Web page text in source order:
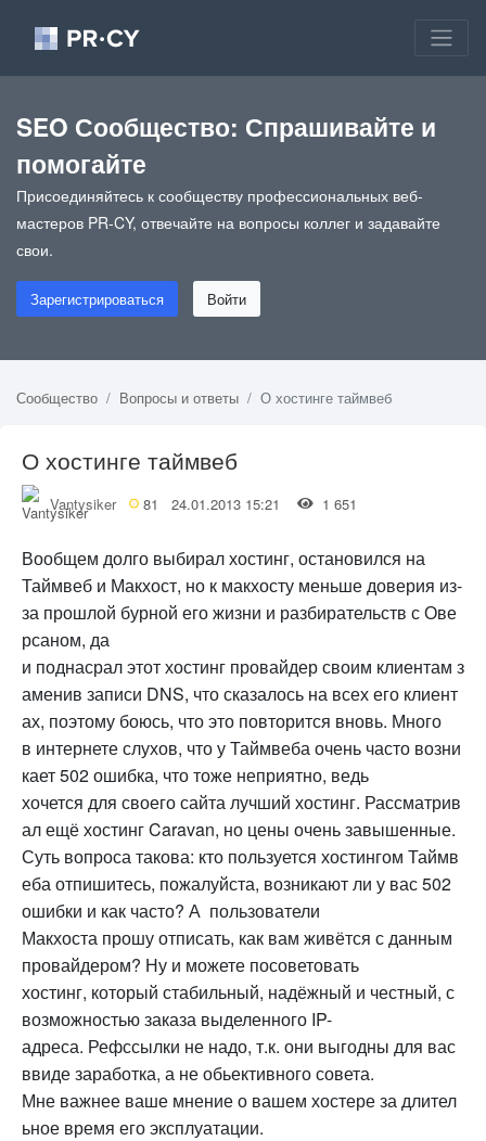
SEO Сообщество: Спрашивайте и
помогайте
Присоединяйтесь к сообществу профессиональных веб-
мастеров PR-CY, отвечайте на вопросы коллег и задавайте
свои.
Зарегистрироваться Войти
Сообщество Вопросы и ответы О хостинге таймвеб
О хостинге таймвеб
Vantysiker 81 24.01.2013 15:21 1 651
Вообщем долго выбирал хостинг, остановился на
Таймвеб и Макхост, но к макхосту меньше доверия из-
за прошлой бурной его жизни и разбирательств с Ове
рсаном, да
и поднасрал этот хостинг провайдер своим клиентам з
аменив записи DNS, что сказалось на всех его клиент
ах, поэтому боюсь, что это повторится вновь. Много
в интернете слухов, что у Таймвеба очень часто возни
кает 502 ошибка, что тоже неприятно, ведь
хочется для своего сайта лучший хостинг. Рассматрив
ал ещё хостинг Caravan, но цены очень завышенные.
Суть вопроса такова: кто пользуется хостингом Таймв
еба отпишитесь, пожалуйста, возникают ли у вас 502
ошибки и как часто? А пользователи
Макхоста прошу отписать, как вам живётся с данным
провайдером? Ну и можете посоветовать
хостинг, который стабильный, надёжный и честный, с
возможностью заказа выделенного IP-
адреса. Рефссылки не надо, т.к. они выгодны для вас
ввиде заработка, а не обьективного совета.
Мне важнее ваше мнение о вашем хостере за длител
ьное время его эксплуатации.